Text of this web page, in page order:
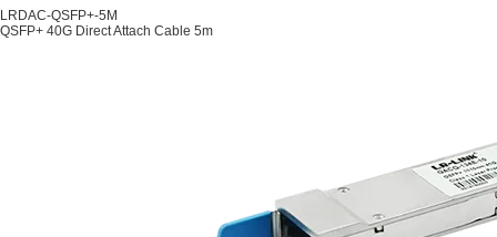
LRDAC-QSFP+-5M
QSFP+ 40G Direct Attach Cable 5m